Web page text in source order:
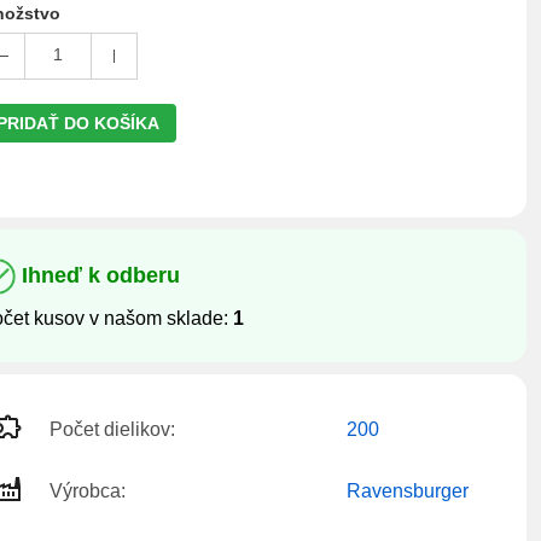
1
DO KOŠÍKA
Ihneď k odberu
kusov v našom sklade: 1
Počet dielikov: 200
Výrobca: Ravensburger